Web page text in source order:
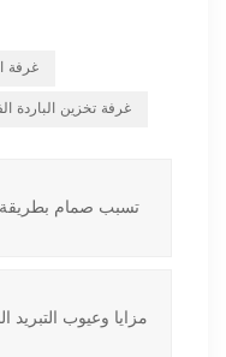
غرفة
غرفة تخزين الباردة
تسبب صمام
مزايا وعيوب التبريد